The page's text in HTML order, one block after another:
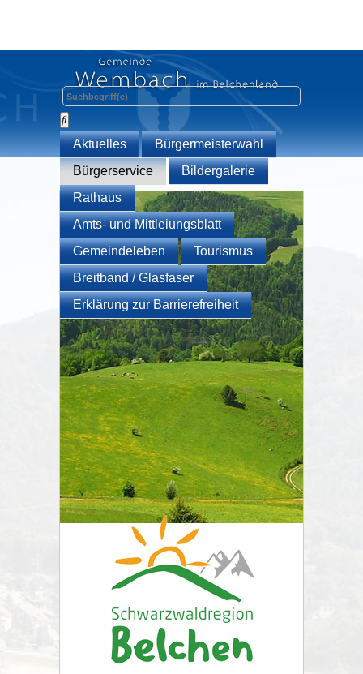
Aktuelles
Bürgermeisterwahl
Bürgerservice
Bildergalerie
Rathaus
Amts- und Mittleiungsblatt
Gemeindeleben
Tourismus
Breitband / Glasfaser
Erklärung zur Barrierefreiheit